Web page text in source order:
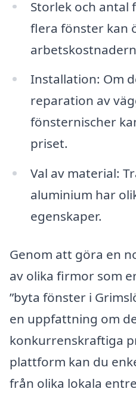
Storlek och antal
flera fönster kan
Installation: Om
reparation av
fönsternischer
priset.
Val av material:
aluminium har
egenskaper.
Genom att göra en
av olika firmor som
”byta fönster i
en uppfattning om
konkurrenskraftiga
plattform kan du
från olika lokala